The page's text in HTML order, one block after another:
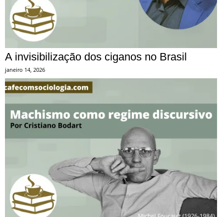
A invisibilização dos ciganos no Brasil
janeiro 14, 2026